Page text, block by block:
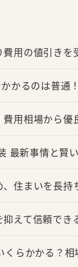
用の値引きを
かるのは普
用相場から優
最新事情と賢
住まいを長持
えて信頼で
らかかる？